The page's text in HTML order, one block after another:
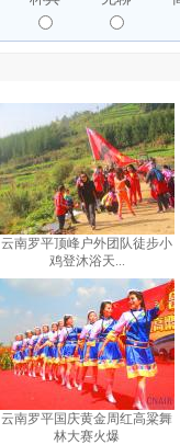
云南罗平顶峰户外团队徒步小
鸡登沐浴天...
云南罗平国庆黄金周红高粱舞
林大赛火爆